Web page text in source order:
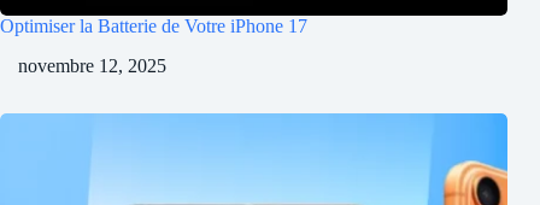
Optimiser la Batterie de Votre iPhone 17
novembre 12, 2025